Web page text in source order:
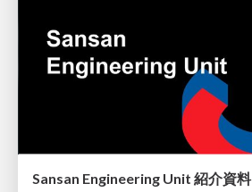
Sansan Engineering Unit 紹介資料